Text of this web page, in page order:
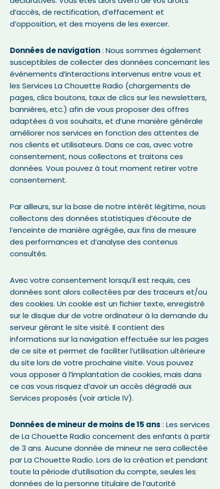
d’accès, de rectification, d’effacement et
d’opposition, et des moyens de les exercer.
Données de navigation: Nous sommes également
susceptibles de collecter des données concernant les
événements d’interactions intervenus entre vous et
les Services La Chouette Radio (chargements de
pages, clics boutons, taux de clics sur les newsletters,
bannières, etc.) afin de vous proposer des offres
adaptées à vos souhaits, et d’une manière générale
améliorer nos services en fonction des attentes de
nos clients et utilisateurs. Dans ce cas, avec votre
consentement, nous collectons et traitons ces
données. Vous pouvez à tout moment retirer votre
consentement.
Par ailleurs, sur la base de notre intérêt légitime, nous
collectons des données statistiques d’écoute de
l’enceinte de manière agrégée, aux fins de mesure
des performances et d’analyse des contenus
consultés.
Avec votre consentement lorsqu’il est requis, ces
données sont alors collectées par des traceurs et/ou
des cookies. Un cookie est un fichier texte, enregistré
sur le disque dur de votre ordinateur à la demande du
serveur gérant le site visité. Il contient des
informations sur la navigation effectuée sur les pages
de ce site et permet de faciliter l’utilisation ultérieure
du site lors de votre prochaine visite. Vous pouvez
vous opposer à l’implantation de cookies, mais dans
ce cas vous risquez d’avoir un accès dégradé aux
Services proposés (voir article IV).
Données de mineur de moins de 15 ans : Les services
de La Chouette Radio concernent des enfants à partir
de 3 ans. Aucune donnée de mineur ne sera collectée
par La Chouette Radio. Lors de la création et pendant
toute la période d’utilisation du compte, seules les
données de la personne titulaire de l’autorité